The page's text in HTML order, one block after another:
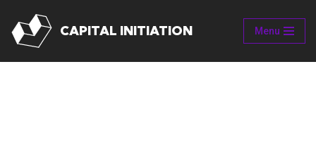
Aller
CAPITAL INITIATION Menu